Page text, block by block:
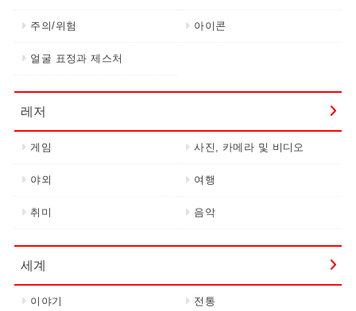
주의/위험 아이콘
얼굴 표정과 제스처
레저
게임 사진, 카메라 및 비디오
야외 여행
취미 음악
세계
이야기 전통